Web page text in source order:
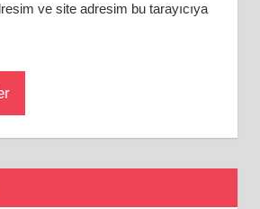
ve site adresim bu tarayıcıya